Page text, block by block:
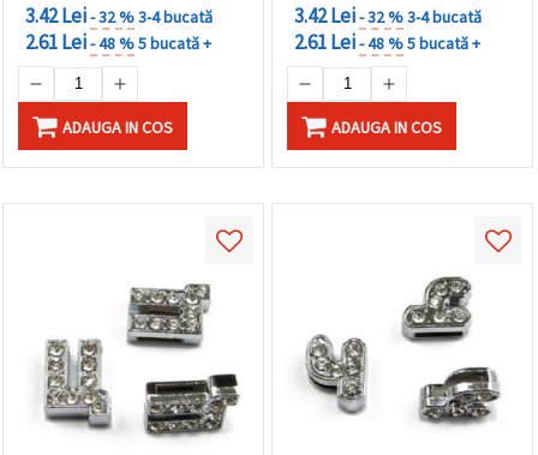
3.42 Lei- 32 %3-4 bucată
2.61 Lei- 48 %5 bucată +
ADAUGA IN COS
3.42 Lei- 32 %3-4 bucată
2.61 Lei- 48 %5 bucată +
ADAUGA IN COS